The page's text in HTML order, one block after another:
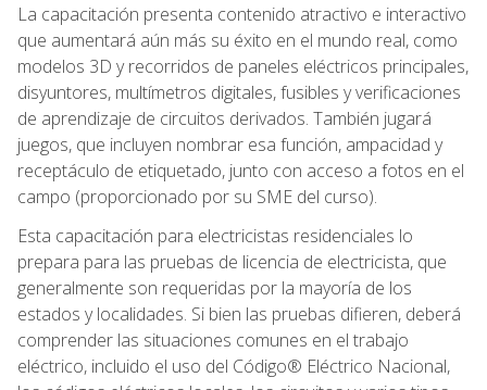
La capacitación presenta contenido atractivo e interactivo
que aumentará aún más su éxito en el mundo real, como
modelos 3D y recorridos de paneles eléctricos principales,
disyuntores, multímetros digitales, fusibles y verificaciones
de aprendizaje de circuitos derivados. También jugará
juegos, que incluyen nombrar esa función, ampacidad y
receptáculo de etiquetado, junto con acceso a fotos en el
campo (proporcionado por su SME del curso).
Esta capacitación para electricistas residenciales lo
prepara para las pruebas de licencia de electricista, que
generalmente son requeridas por la mayoría de los
estados y localidades. Si bien las pruebas difieren, deberá
comprender las situaciones comunes en el trabajo
eléctrico, incluido el uso del Código® Eléctrico Nacional,